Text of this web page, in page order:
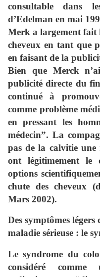
consultable dans
d’Edelman en mai
Merk a largement fait
cheveux en tant que
en faisant de la
Bien que Merck
publicité directe du
continué à
comme problème
en pressant les
médecin”. La
pas de la calvitie une
ont légitimement le
options
chute des cheveux
Mars 2002).
Des symptômes
maladie sérieuse : le
Le syndrome du
considéré comme